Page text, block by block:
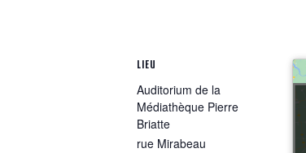
LIEU
Auditorium de la
Médiathèque Pierre
Briatte
rue Mirabeau